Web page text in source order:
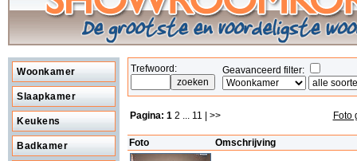
Woonkamer
Slaapkamer
Keukens
Badkamer
Trefwoord: Geavanceerd filter:
Pagina: 1 2 ... 11 | >> Foto
Foto Omschrijving